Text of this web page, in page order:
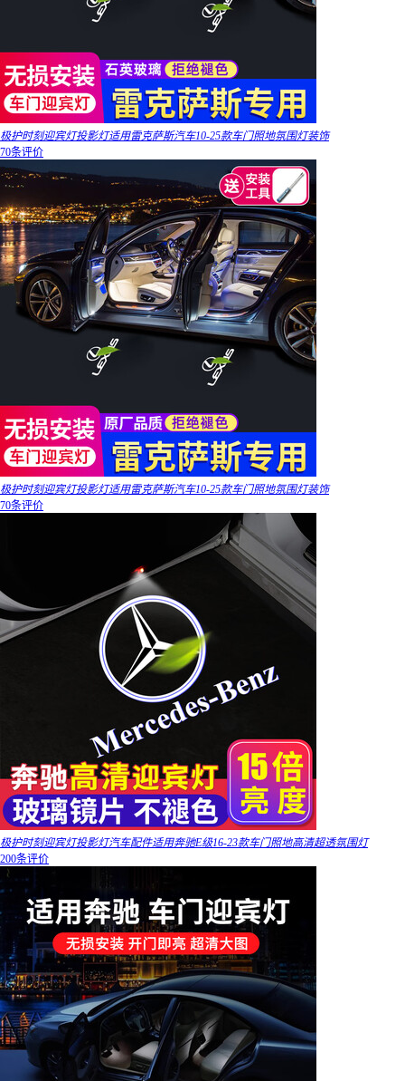
极护时刻迎宾灯投影灯适用雷克萨斯汽车10-25款车门照地氛围灯装饰
70条评价
极护时刻迎宾灯投影灯适用雷克萨斯汽车10-25款车门照地氛围灯装饰
70条评价
极护时刻迎宾灯投影灯汽车配件适用奔驰E级16-23款车门照地高清超透氛围灯
200条评价